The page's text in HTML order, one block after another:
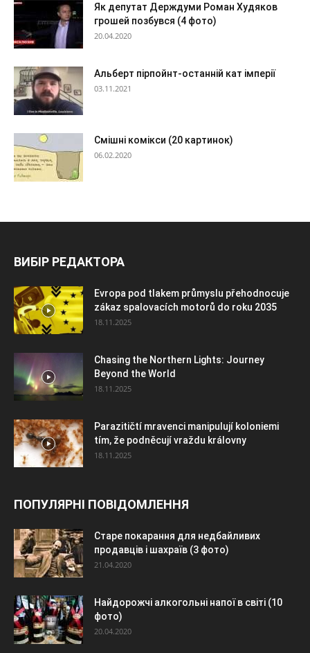
Як депутат Держдуми Роман Худяков
грошей позбувся (4 фото)
20.04.2020
Альберт пірпойнт-останній кат імперії
03.11.2021
Смішні комікси (20 картинок)
06.02.2020
ВИБІР РЕДАКТОРА
Evropa pod tlakem průmyslu přehodnocuje
zákaz spalovacích motorů do roku 2035
18.11.2025
Chasing the Northern Lights: Journey
Beyond the World
18.11.2025
Parazitičtí mravenci manipulují koloniemi
tím, že podněcují vraždu královny
18.11.2025
ПОПУЛЯРНІ ПОВІДОМЛЕННЯ
Старе покарання для недбайливих
продавців і шахраїв (3 фото)
21.04.2020
Найдорожчі алкогольні напої в світі (10
фото)
20.04.2020